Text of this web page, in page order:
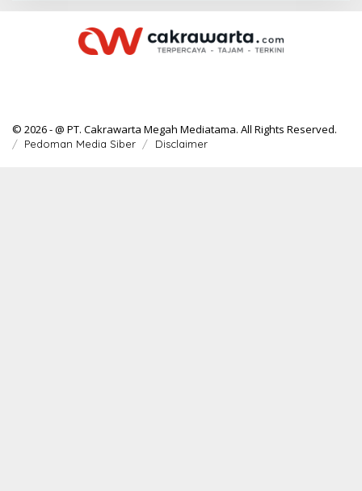
© 2026 - @ PT. Cakrawarta Megah Mediatama. All Rights Reserved.
Pedoman Media Siber Disclaimer